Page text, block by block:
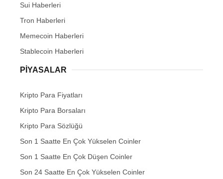
Sui Haberleri
Tron Haberleri
Memecoin Haberleri
Stablecoin Haberleri
PIYASALAR
Kripto Para Fiyatları
Kripto Para Borsaları
Kripto Para Sözlüğü
Son 1 Saatte En Çok Yükselen Coinler
Son 1 Saatte En Çok Düşen Coinler
Son 24 Saatte En Çok Yükselen Coinler